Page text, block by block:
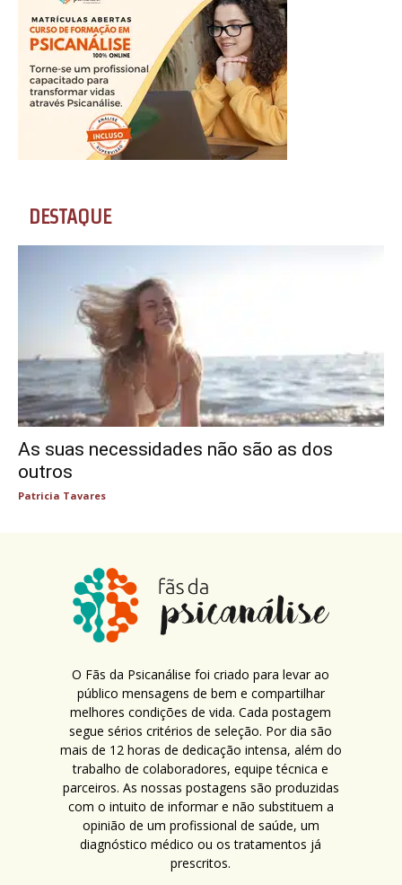
DESTAQUE
As suas necessidades não são as dos
outros
Patricia Tavares
O Fãs da Psicanálise foi criado para levar ao
público mensagens de bem e compartilhar
melhores condições de vida. Cada postagem
segue sérios critérios de seleção. Por dia são
mais de 12 horas de dedicação intensa, além do
trabalho de colaboradores, equipe técnica e
parceiros. As nossas postagens são produzidas
com o intuito de informar e não substituem a
opinião de um profissional de saúde, um
diagnóstico médico ou os tratamentos já
prescritos.